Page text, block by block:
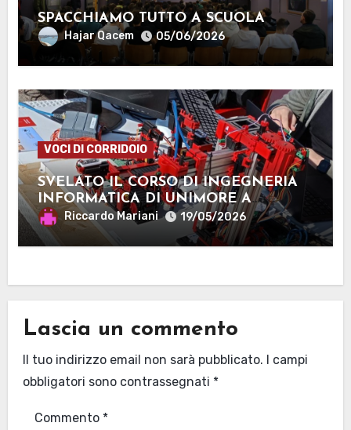
SPACCHIAMO TUTTO A SCUOLA
Hajar Qacem 05/06/2026
VOCI DI CORRIDOIO
SVELATO IL CORSO DI INGEGNERIA
INFORMATICA DI UNIMORE A
MANTOVA
Riccardo Mariani 19/05/2026
Lascia un commento
Il tuo indirizzo email non sarà pubblicato. I campi
obbligatori sono contrassegnati *
Commento *